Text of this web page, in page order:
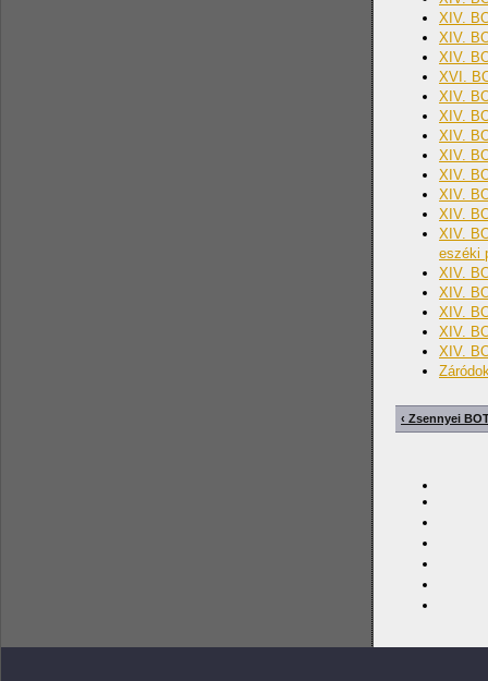
XIV.
XIV.
XIV.
XVI.
XIV.
XIV.
XIV.
XIV.
XIV.
XIV.
XIV.
XIV.
eszéki
XIV.
XIV.
XIV.
XIV.
XIV.
‹ Zsennyei